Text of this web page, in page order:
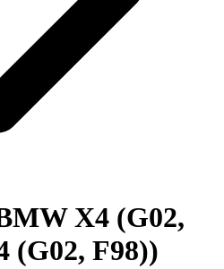
X4 (G02,
F98))